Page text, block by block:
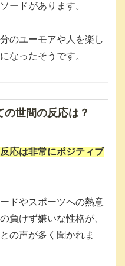
ードがあります。
のユーモアや人を楽し
なったそうです。
世間の反応は？
応は非常にポジティブ
ドやスポーツへの熱意
負けず嫌いな性格が、
の声が多く聞かれま